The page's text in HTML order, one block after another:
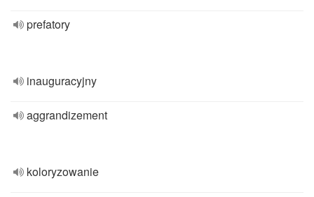
prefatory
inauguracyjny
aggrandizement
koloryzowanie